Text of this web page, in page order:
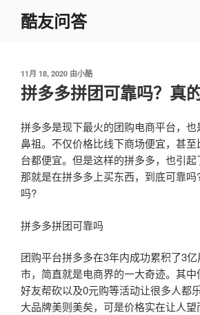
酷友问答
发
布
于
11月 18, 2020 由小酷
拼多多拼团可靠吗？真
拼多多是现下最火的团购电商平台，
鼻祖。不仅价格比线下商场便宜，甚
台都便宜。但是这样的拼多多，也引起
那就是在拼多多上买东西，到底可靠
吗?
拼多多拼团可靠吗
团购平台拼多多在3年内成功累积了3
市，简直就是电商界的一大奇迹。其中
好友帮砍以及0元购等活动让很多人都
大品牌美则美矣，可是价格实在让人